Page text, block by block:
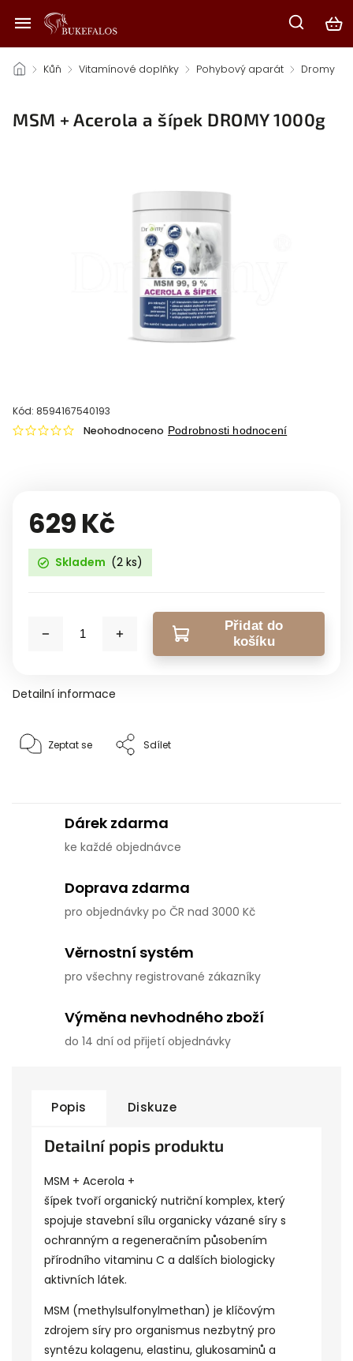
/ Kůň / Vitamínové doplňky / Pohybový aparát /
Dromy
MSM + Acerola a šípek DROMY 1000g
Kód: 8594167540193
Neohodnoceno Podrobnosti hodnocení
629 Kč
Skladem (2 ks)
Přidat do
košíku
Detailní informace
Zeptat se Sdílet
Dárek zdarma
ke každé objednávce
Doprava zdarma
pro objednávky po ČR nad 3000 Kč
Věrnostní systém
pro všechny registrované zákazníky
Výměna nevhodného zboží
do 14 dní od přijetí objednávky
Popis Diskuze
Detailní popis produktu
MSM + Acerola +
šípek tvoří organický nutriční komplex, který
spojuje stavební sílu organicky vázané síry s
ochranným a regeneračním působením
přírodního vitaminu C a dalších biologicky
aktivních látek.
MSM (methylsulfonylmethan) je klíčovým
zdrojem síry pro organismus nezbytný pro
syntézu kolagenu, elastinu, glukosaminů a